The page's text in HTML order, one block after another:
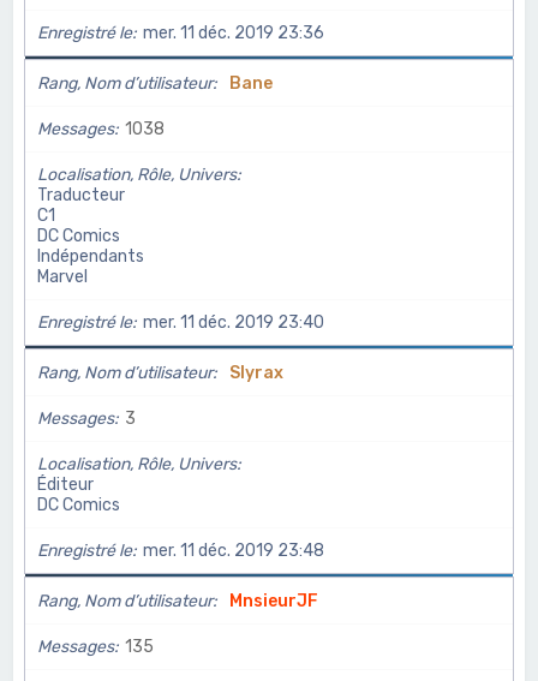
Enregistré le mer. 11 déc. 2019 23:36
Rang, Nom d’utilisateur Bane
Messages 1038
Localisation, Rôle, Univers
Traducteur
C1
DC Comics
Indépendants
Marvel
Enregistré le mer. 11 déc. 2019 23:40
Rang, Nom d’utilisateur Slyrax
Messages 3
Localisation, Rôle, Univers
Éditeur
DC Comics
Enregistré le mer. 11 déc. 2019 23:48
Rang, Nom d’utilisateur MnsieurJF
Messages 135